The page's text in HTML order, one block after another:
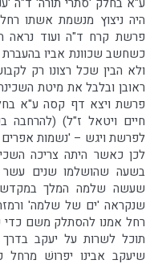
היה ניצוץ מנשמת אשתו
פרשת קרח ד"ה ועוד נראה
כשחשב שכוונת אביו בהעברת
ולא הבין שכל רצונו רק
ראובן ובלבל את מיטת
פרשת ויצא דף קסה ע"א
חיים ויטאל ז"ל) (להרחבה
לפרשת ויגש – 'נשמות
לכן כאשר היתה צריכה
בשעה שהושלמו שנים עשר
שעשה שלמה המלך במקדש
שנקראה 'ים של שלמה'
רחל אמנו להסתלק משם כדי
תוכל לשרות על יעקב
שיעקב אבינו יפרושׁ